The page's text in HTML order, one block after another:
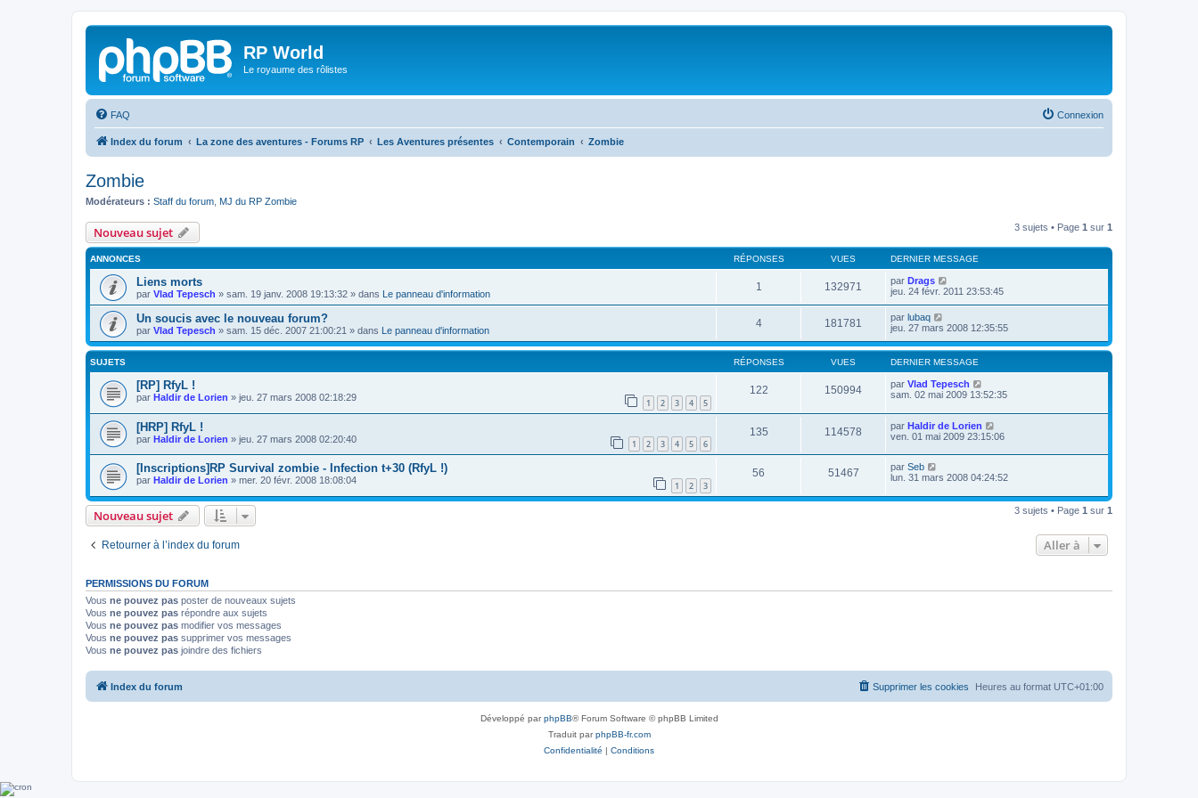
RP World
Le royaume des rôlistes
FAQ Connexion
Index du forum La zone des aventures - Forums RP Les Aventures présentes Contemporain Zombie
Zombie
Modérateurs : Staff du forum MJ du RP Zombie
Nouveau sujet 3 sujets • Page 1 sur 1
ANNONCES RÉPONSES VUES DERNIER MESSAGE
Liens morts
par Vlad Tepesch » sam. 19 janv. 2008 19:13:32 » dans Le panneau d'information
1 132971 par Drags
jeu. 24 févr. 2011 23:53:45
Un soucis avec le nouveau forum?
par Vlad Tepesch » sam. 15 déc. 2007 21:00:21 » dans Le panneau d'information
4 181781 par lubaq
jeu. 27 mars 2008 12:35:55
SUJETS RÉPONSES VUES DERNIER MESSAGE
[RP] RfyL !
par Haldir de Lorien » jeu. 27 mars 2008 02:18:29 1 2 3 4 5
122 150994 par Vlad Tepesch
sam. 02 mai 2009 13:52:35
[HRP] RfyL !
par Haldir de Lorien » jeu. 27 mars 2008 02:20:40 1 2 3 4 5 6
135 114578 par Haldir de Lorien
ven. 01 mai 2009 23:15:06
[Inscriptions]RP Survival zombie - Infection t+30 (RfyL !)
par Haldir de Lorien » mer. 20 févr. 2008 18:08:04 1 2 3
56 51467 par Seb
lun. 31 mars 2008 04:24:52
Nouveau sujet 3 sujets • Page 1 sur 1
Retourner à l’index du forum Aller à
PERMISSIONS DU FORUM
Vous ne pouvez pas poster de nouveaux sujets
Vous ne pouvez pas répondre aux sujets
Vous ne pouvez pas modifier vos messages
Vous ne pouvez pas supprimer vos messages
Vous ne pouvez pas joindre des fichiers
Index du forum Heures au format UTC+01:00
Supprimer les cookies
Développé parphpBB® Forum Software © phpBB Limited
Traduit parphpBB-fr.com
Confidentialité
Conditions